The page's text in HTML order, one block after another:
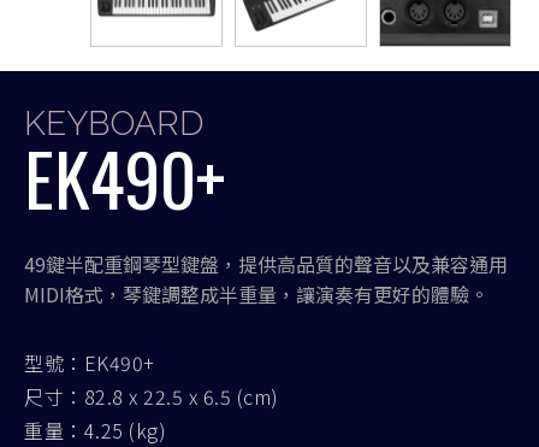
KEYBOARD
EK490+
49鍵半配重鋼琴型鍵盤，提供高品質的聲音以及兼容通用
MIDI格式，琴鍵調整成半重量，讓演奏有更好的體驗。
型號：EK490+
尺寸：82.8 x 22.5 x 6.5 (cm)
重量：4.25 (kg)